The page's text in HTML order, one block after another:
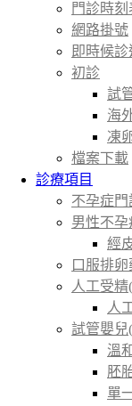
門診時刻
網路掛號
即時候診
初診
試
海
凍
檔案下載
診療項目
不孕症門
男性不
經
口服排卵
人工受精
人
試管嬰兒
溫
胚
單